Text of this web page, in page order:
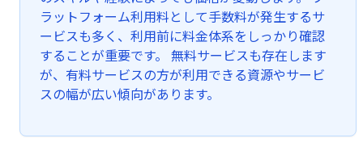
ラットフォーム利用料として手数料が発生するサ
ービスも多く、利用前に料金体系をしっかり確認
することが重要です。 無料サービスも存在します
が、有料サービスの方が利用できる資源やサービ
スの幅が広い傾向があります。